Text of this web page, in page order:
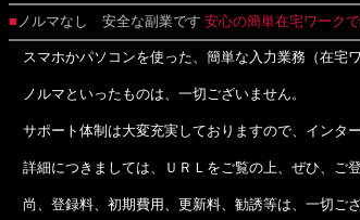
■ ノルマなし 安全な副業です 安心の簡単在宅ワーク
スマホかパソコンを使った、簡単な入力業務（在宅ワ
ノルマといったものは、一切ございません。
サポート体制は大変充実しておりますので、インタ
詳細につきましては、ＵＲＬをご覧の上、ぜひ、ご登
尚、登録料、初期費用、更新料、勧誘等は、一切ご